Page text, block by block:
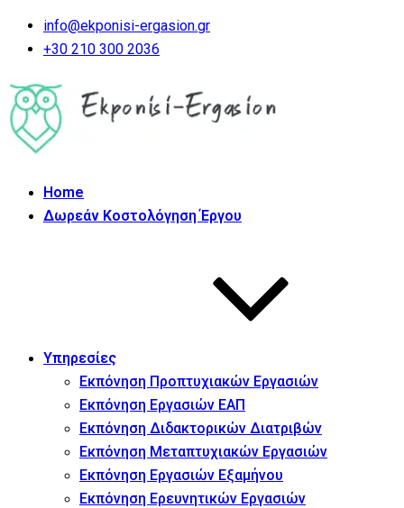
info@ekponisi-ergasion.gr
+30 210 300 2036
Home
Δωρεάν Κοστολόγηση Έργου
Υπηρεσίες
Εκπόνηση Προπτυχιακών Εργασιών
Εκπόνηση Εργασιών ΕΑΠ
Εκπόνηση Διδακτορικών Διατριβών
Εκπόνηση Μεταπτυχιακών Εργασιών
Εκπόνηση Εργασιών Εξαμήνου
Εκπόνηση Ερευνητικών Εργασιών